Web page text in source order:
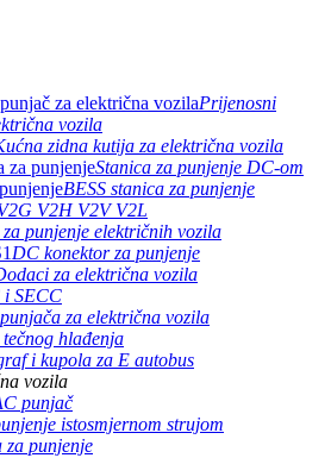
Prijenosni
vozila
zidna kutija za električna vozila
Stanica za punjenje DC-om
BESS stanica za punjenje
V2H V2V V2L
punjenje električnih vozila
DC konektor za punjenje
za električna vozila
i SECC
za električna vozila
tečnog hlađenja
i kupola za E autobus
vozila
punjač
istosmjernom strujom
za punjenje